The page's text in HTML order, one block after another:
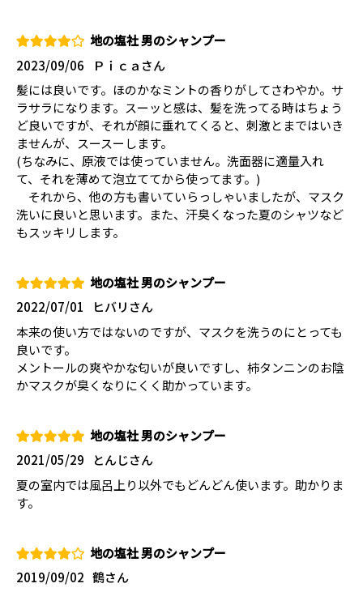
地の塩社 男のシャンプー
Ｐｉｃａさん
2023/09/06
髪には良いです。ほのかなミントの香りがしてさわやか。サ
ラサラになります。スーッと感は、髪を洗ってる時はちょう
ど良いですが、それが顔に垂れてくると、刺激とまではいき
ませんが、スースーします。
(ちなみに、原液では使っていません。洗面器に適量入れ
て、それを薄めて泡立ててから使ってます。)
それから、他の方も書いていらっしゃいましたが、マスク
洗いに良いと思います。また、汗臭くなった夏のシャツなど
もスッキリします。
地の塩社 男のシャンプー
ヒバリさん
2022/07/01
本来の使い方ではないのですが、マスクを洗うのにとっても
良いです。
メントールの爽やかな匂いが良いですし、柿タンニンのお陰
かマスクが臭くなりにくく助かっています。
地の塩社 男のシャンプー
とんじさん
2021/05/29
夏の室内では風呂上り以外でもどんどん使います。助かりま
す。
地の塩社 男のシャンプー
鶴さん
2019/09/02